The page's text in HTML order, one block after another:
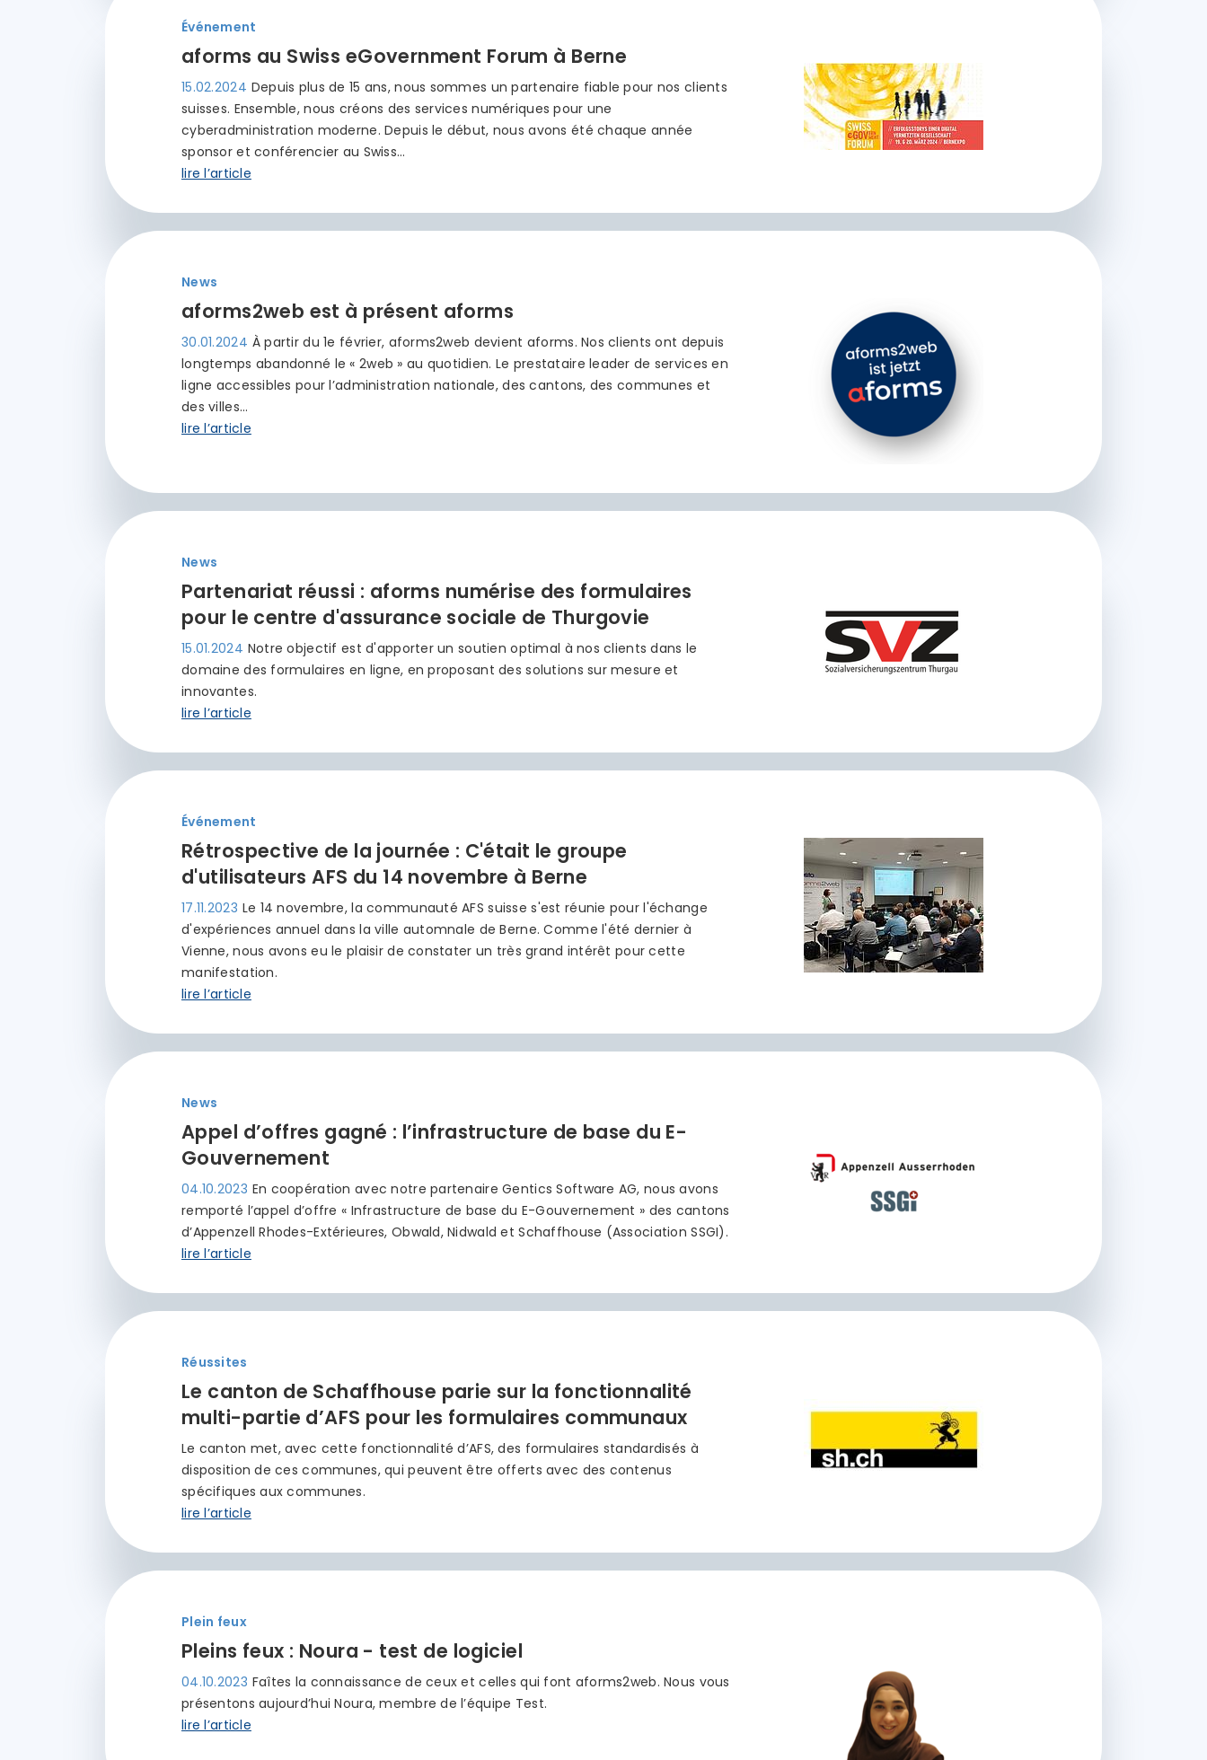
Événement
aforms au Swiss eGovernment Forum à Berne
15.02.2024 Depuis plus de 15 ans, nous sommes un partenaire fiable pour nos clients
suisses. Ensemble, nous créons des services numériques pour une
cyberadministration moderne. Depuis le début, nous avons été chaque année
sponsor et conférencier au Swiss…
lire l’article
News
aforms2web est à présent aforms
30.01.2024 À partir du 1e février, aforms2web devient aforms. Nos clients ont depuis
longtemps abandonné le « 2web » au quotidien. Le prestataire leader de services en
ligne accessibles pour l’administration nationale, des cantons, des communes et
des villes…
lire l’article
News
Partenariat réussi : aforms numérise des formulaires
pour le centre d'assurance sociale de Thurgovie
15.01.2024 Notre objectif est d'apporter un soutien optimal à nos clients dans le
domaine des formulaires en ligne, en proposant des solutions sur mesure et
innovantes.
lire l’article
Événement
Rétrospective de la journée : C'était le groupe
d'utilisateurs AFS du 14 novembre à Berne
17.11.2023 Le 14 novembre, la communauté AFS suisse s'est réunie pour l'échange
d'expériences annuel dans la ville automnale de Berne. Comme l'été dernier à
Vienne, nous avons eu le plaisir de constater un très grand intérêt pour cette
manifestation.
lire l’article
News
Appel d’offres gagné : l’infrastructure de base du E-
Gouvernement
04.10.2023 En coopération avec notre partenaire Gentics Software AG, nous avons
remporté l’appel d’offre « Infrastructure de base du E-Gouvernement » des cantons
d’Appenzell Rhodes-Extérieures, Obwald, Nidwald et Schaffhouse (Association SSGI).
lire l’article
Réussites
Le canton de Schaffhouse parie sur la fonctionnalité
multi-partie d’AFS pour les formulaires communaux
Le canton met, avec cette fonctionnalité d’AFS, des formulaires standardisés à
disposition de ces communes, qui peuvent être offerts avec des contenus
spécifiques aux communes.
lire l’article
Plein feux
Pleins feux : Noura - test de logiciel
04.10.2023 Faîtes la connaissance de ceux et celles qui font aforms2web. Nous vous
présentons aujourd’hui Noura, membre de l’équipe Test.
lire l’article